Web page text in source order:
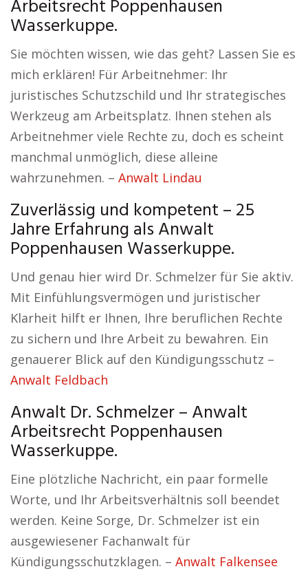
Arbeitsrecht Poppenhausen
Wasserkuppe.
Sie möchten wissen, wie das geht? Lassen Sie es
mich erklären! Für Arbeitnehmer: Ihr
juristisches Schutzschild und Ihr strategisches
Werkzeug am Arbeitsplatz. Ihnen stehen als
Arbeitnehmer viele Rechte zu, doch es scheint
manchmal unmöglich, diese alleine
wahrzunehmen. – Anwalt Lindau
Zuverlässig und kompetent – 25
Jahre Erfahrung als Anwalt
Poppenhausen Wasserkuppe.
Und genau hier wird Dr. Schmelzer für Sie aktiv.
Mit Einfühlungsvermögen und juristischer
Klarheit hilft er Ihnen, Ihre beruflichen Rechte
zu sichern und Ihre Arbeit zu bewahren. Ein
genauerer Blick auf den Kündigungsschutz –
Anwalt Feldbach
Anwalt Dr. Schmelzer – Anwalt
Arbeitsrecht Poppenhausen
Wasserkuppe.
Eine plötzliche Nachricht, ein paar formelle
Worte, und Ihr Arbeitsverhältnis soll beendet
werden. Keine Sorge, Dr. Schmelzer ist ein
ausgewiesener Fachanwalt für
Kündigungsschutzklagen. – Anwalt Falkensee